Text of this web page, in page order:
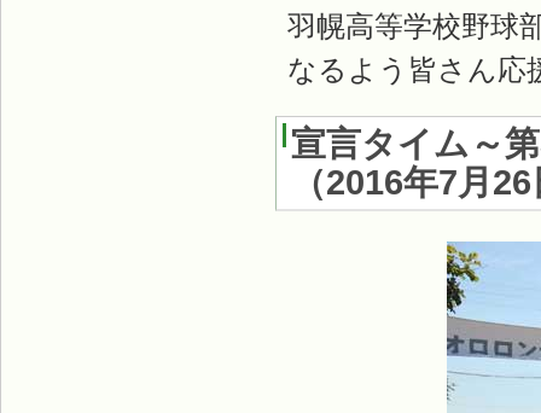
羽幌高等学校野球
なるよう皆さん応
宣言タイム～
（2016年7月26